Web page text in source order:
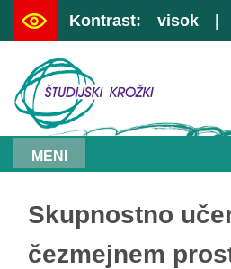
Kontrast: visok
|preskoči na vsebino
MENI
Skupnostno
čezmejnem